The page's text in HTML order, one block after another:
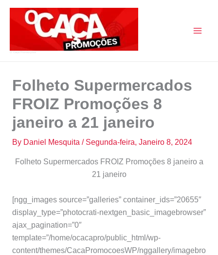
Folheto Supermercados
FROIZ Promoções 8
janeiro a 21 janeiro
By Daniel Mesquita / Segunda-feira, Janeiro 8, 2024
Folheto Supermercados FROIZ Promoções 8 janeiro a
21 janeiro
[ngg_images source=”galleries” container_ids=”20655″
display_type=”photocrati-nextgen_basic_imagebrowser”
ajax_pagination=”0″
template=”/home/ocacapro/public_html/wp-
content/themes/CacaPromocoesWP/nggallery/imagebro